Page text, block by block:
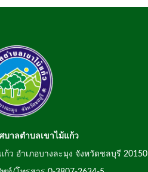
บาลตำบลเขาไม้แก้ว
ว อำเภอบางละมุง จังหวัดชลบุรี 20150